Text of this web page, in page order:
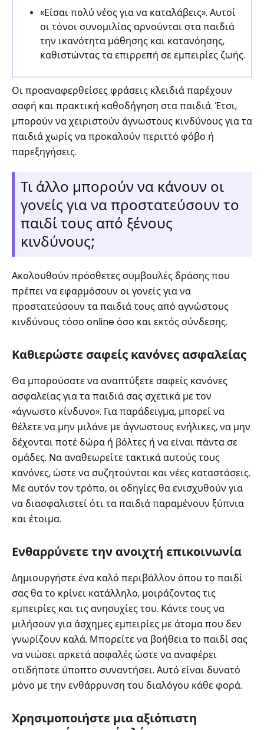
«Είσαι πολύ νέος για να καταλάβεις». Αυτοί
οι τόνοι συνομιλίας αρνούνται στα παιδιά
την ικανότητα μάθησης και κατανόησης,
καθιστώντας τα επιρρεπή σε εμπειρίες ζωής.
Οι προαναφερθείσες φράσεις κλειδιά παρέχουν
σαφή και πρακτική καθοδήγηση στα παιδιά. Έτσι,
μπορούν να χειριστούν άγνωστους κινδύνους για τα
παιδιά χωρίς να προκαλούν περιττό φόβο ή
παρεξηγήσεις.
Τι άλλο μπορούν να κάνουν οι
γονείς για να προστατεύσουν το
παιδί τους από ξένους
κινδύνους;
Ακολουθούν πρόσθετες συμβουλές δράσης που
πρέπει να εφαρμόσουν οι γονείς για να
προστατεύσουν τα παιδιά τους από αγνώστους
κινδύνους τόσο online όσο και εκτός σύνδεσης.
Καθιερώστε σαφείς κανόνες ασφαλείας
Θα μπορούσατε να αναπτύξετε σαφείς κανόνες
ασφαλείας για τα παιδιά σας σχετικά με τον
«άγνωστο κίνδυνο». Για παράδειγμα, μπορεί να
θέλετε να μην μιλάνε με άγνωστους ενήλικες, να μην
δέχονται ποτέ δώρα ή βόλτες ή να είναι πάντα σε
ομάδες. Να αναθεωρείτε τακτικά αυτούς τους
κανόνες, ώστε να συζητούνται και νέες καταστάσεις.
Με αυτόν τον τρόπο, οι οδηγίες θα ενισχυθούν για
να διασφαλιστεί ότι τα παιδιά παραμένουν ξύπνια
και έτοιμα.
Ενθαρρύνετε την ανοιχτή επικοινωνία
Δημιουργήστε ένα καλό περιβάλλον όπου το παιδί
σας θα το κρίνει κατάλληλο, μοιράζοντας τις
εμπειρίες και τις ανησυχίες του. Κάντε τους να
μιλήσουν για άσχημες εμπειρίες με άτομα που δεν
γνωρίζουν καλά. Μπορείτε να βοήθεια το παιδί σας
να νιώσει αρκετά ασφαλές ώστε να αναφέρει
οτιδήποτε ύποπτο συναντήσει. Αυτό είναι δυνατό
μόνο με την ενθάρρυνση του διαλόγου κάθε φορά.
Χρησιμοποιήστε μια αξιόπιστη